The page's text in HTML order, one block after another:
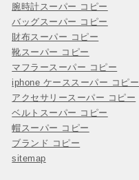
腕時計スーパー コピー
バッグスーパー コピー
財布スーパー コピー
靴スーパー コピー
マフラースーパー コピー
iphone ケーススーパー コピー
アクセサリースーパー コピー
ベルトスーパー コピー
帽スーパー コピー
ブランド コピー
sitemap